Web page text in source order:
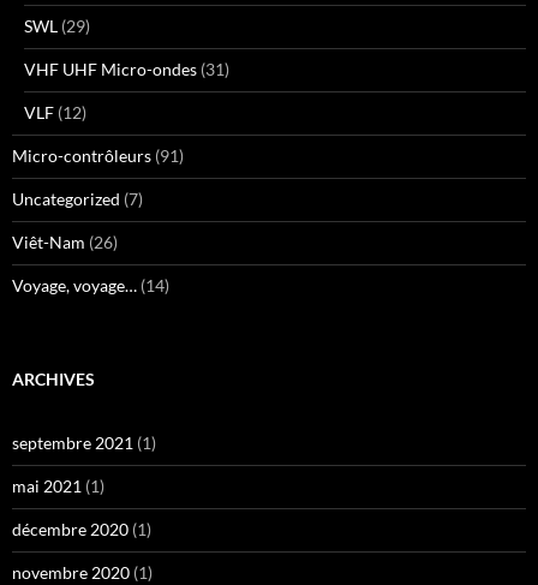
SWL (29)
VHF UHF Micro-ondes (31)
VLF (12)
Micro-contrôleurs (91)
Uncategorized (7)
Viêt-Nam (26)
Voyage, voyage… (14)
ARCHIVES
septembre 2021 (1)
mai 2021 (1)
décembre 2020 (1)
novembre 2020 (1)